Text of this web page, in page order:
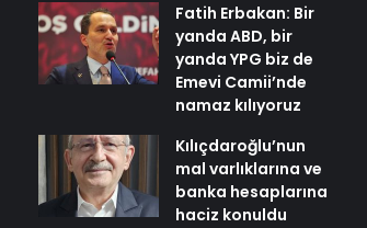
Fatih Erbakan: Bir
yanda ABD, bir
yanda YPG biz de
Emevi Camii’nde
namaz kılıyoruz
Kılıçdaroğlu’nun
mal varlıklarına ve
banka hesaplarına
haciz konuldu